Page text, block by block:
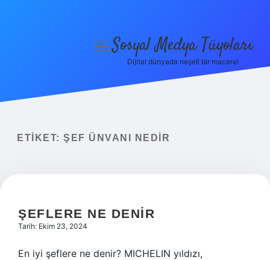
Yasal Uyarı
menüyüSosyal Medya Tüyoları
Dijital dünyada neşeli bir macera!
ETIKET: ŞEF ÜNVANI NEDIR
ŞEFLERE NE DENIR
Tarih: Ekim 23, 2024
En iyi şeflere ne denir? MICHELIN yıldızı,